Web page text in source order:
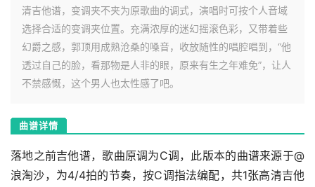
清吉他谱，变调夹不夹为原歌曲的调式，演唱时可按个人音域
选择合适的变调夹位置。充满浓厚的迷幻摇滚色彩，又带着些
幻爵之感，郭顶用成熟沧桑的嗓音，收放随性的唱腔唱到，“他
透过自己的脸，看那物是人非的眼，原来有生之年难免”，让人
不禁感慨，这个男人也太性感了吧。
曲谱详情
落地之前吉他谱，歌曲原调为C调，此版本的曲谱来源于@
浪淘沙，为4/4拍的节奏，按C调指法编配，共1张高清吉他